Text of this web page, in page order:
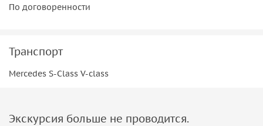
По договоренности
Транспорт
Mercedes S-Class V-class
Экскурсия больше не проводится.